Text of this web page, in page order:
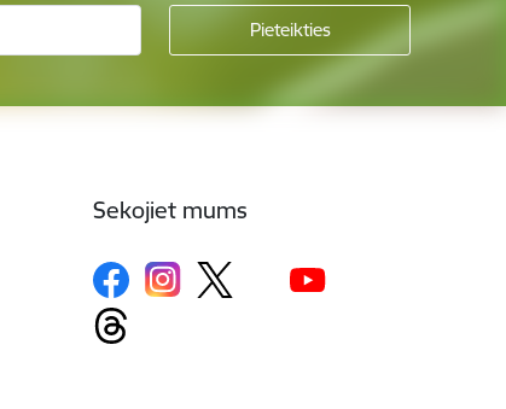
Sekojiet mums